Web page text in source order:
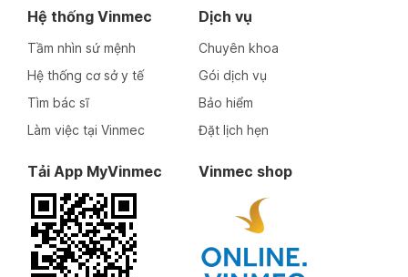
Hệ thống Vinmec
Tầm nhìn sứ mệnh
Hệ thống cơ sở y tế
Tìm bác sĩ
Làm việc tại Vinmec
Dịch vụ
Chuyên khoa
Gói dịch vụ
Bảo hiểm
Đặt lịch hẹn
Tải App MyVinmec Vinmec shop